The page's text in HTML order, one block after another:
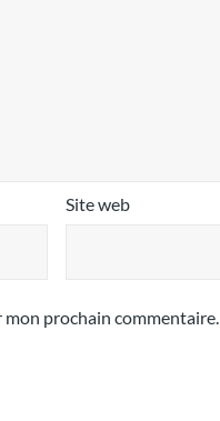
Site web
prochain commentaire.